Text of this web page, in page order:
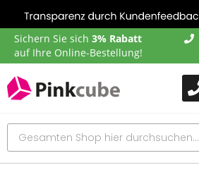
Sichern Sie sich 3% Rabatt
auf Ihre Online-Bestellung!